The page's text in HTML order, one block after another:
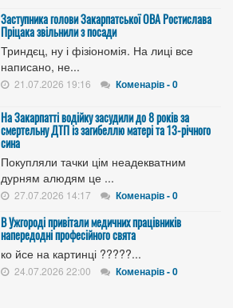
Заступника голови Закарпатської ОВА Ростислава
Пріцака звільнили з посади
Триндєц, ну і фізіономія. На лиці все
написано, не...
21.07.2026 19:16 Коменарів - 0
На Закарпатті водійку засудили до 8 років за
смертельну ДТП із загибеллю матері та 13-річного
сина
Покупляли тачки цім неадекватним
дурням алюдям це ...
27.07.2026 14:17 Коменарів - 0
В Ужгороді привітали медичних працівників
напередодні професійного свята
ко йсе на картинці ?????...
24.07.2026 22:00 Коменарів - 0